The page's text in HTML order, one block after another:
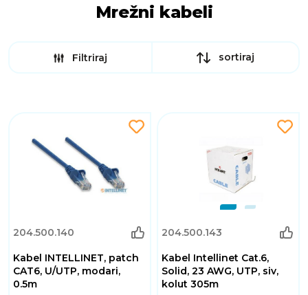
Mrežni kabeli
Filtriraj sortiraj
204.500.140
Kabel INTELLINET, patch
CAT6, U/UTP, modari,
0.5m
204.500.143
Kabel Intellinet Cat.6,
Solid, 23 AWG, UTP, siv,
kolut 305m